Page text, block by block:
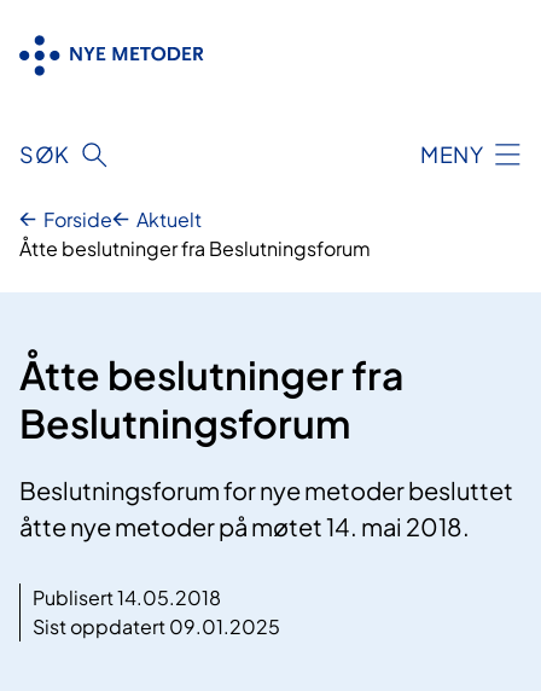
innhold
SØK MENY
Forside
Aktuelt
Åtte beslutninger fra Beslutningsforum
Åtte beslutninger fra
Beslutningsforum
Beslutningsforum for nye metoder besluttet
åtte nye metoder på møtet 14. mai 2018.
Publisert 14.05.2018
Sist oppdatert 09.01.2025